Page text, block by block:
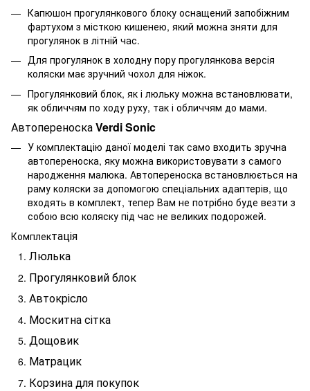
Капюшон прогулянкового блоку оснащений запобіжним
фартухом з місткою кишенею, який можна зняти для
прогулянок в літній час.
Для прогулянок в холодну пору прогулянкова версія
коляски має зручний чохол для ніжок.
Прогулянковий блок, як і люльку можна встановлювати,
як обличчям по ходу руху, так і обличчям до мами.
АвтопереноскаVerdi Sonic
У комплектацію даної моделі так само входить зручна
автопереноска, яку можна використовувати з самого
народження малюка. Автопереноска встановлюється на
раму коляски за допомогою спеціальних адаптерів, що
входять в комплект, тепер Вам не потрібно буде везти з
собою всю коляску під час не великих подорожей.
Комплектація
Люлька
Прогулянковий блок
Автокрісло
Москитна сітка
Дощовик
Матрацик
Корзина для покупок